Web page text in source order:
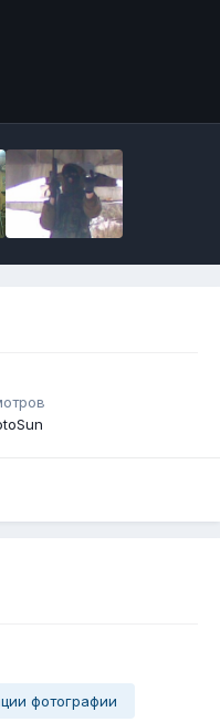
фотографии